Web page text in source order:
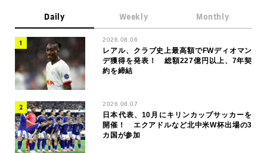
Daily Weekly Monthly
2026.08.06
レアル、クラブ史上最高額でFWディオマン
デ獲得を発表！ 総額227億円以上、7年契
約を締結
2026.08.07
日本代表、10月にキリンカップサッカーを
開催！ エクアドルなど北中米W杯出場の3
カ国が参加